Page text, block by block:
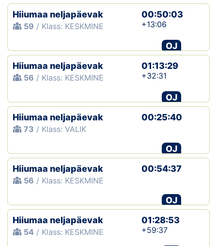
Hiiumaa neljapäevak
59 / Klass: KESKMINE
00:50:03
+13:06
OJ
Hiiumaa neljapäevak
56 / Klass: KESKMINE
01:13:29
+32:31
OJ
Hiiumaa neljapäevak
73 / Klass: VALIK
00:25:40
OJ
Hiiumaa neljapäevak
56 / Klass: KESKMINE
00:54:37
OJ
Hiiumaa neljapäevak
54 / Klass: KESKMINE
01:28:53
+59:37